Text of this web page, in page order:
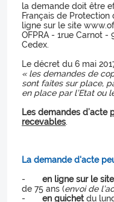
la demande doit être
Français de Protection
ligne sur le site
OFPRA - 1rue Carnot -
Cedex.
Le décret du 6 mai
« les demandes de
sont faites sur place,
en place par l’Etat ou
Les demandes d’acte
recevables.
La demande d'acte
- en ligne sur le
de 75 ans (envoi de
- en guichetdu